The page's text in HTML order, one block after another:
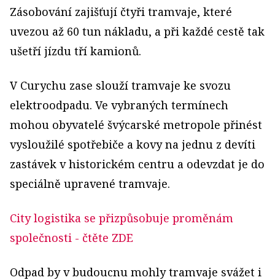
Zásobování zajišťují čtyři tramvaje, které
uvezou až 60 tun nákladu, a při každé cestě tak
ušetří jízdu tří kamionů.
V Curychu zase slouží tramvaje ke svozu
elektroodpadu. Ve vybraných termínech
mohou obyvatelé švýcarské metropole přinést
vysloužilé spotřebiče a kovy na jednu z devíti
zastávek v historickém centru a odevzdat je do
speciálně upravené tramvaje.
City logistika se přizpůsobuje proměnám
společnosti - čtěte ZDE
Odpad by v budoucnu mohly tramvaje svážet i